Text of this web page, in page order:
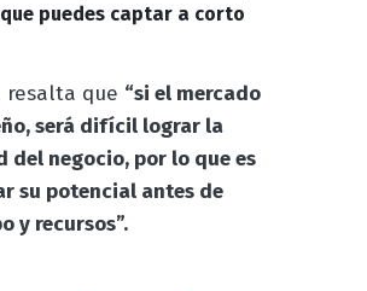
puedes captar a corto
resalta que “si el mercado
será difícil lograr la
del negocio, por lo que es
su potencial antes de
y recursos”.